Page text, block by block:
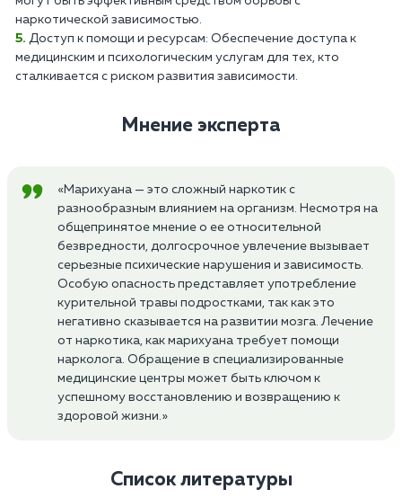
наркотической зависимостью.
Доступ к помощи и ресурсам: Обеспечение доступа к
медицинским и психологическим услугам для тех, кто
сталкивается с риском развития зависимости.
Мнение эксперта
«Марихуана — это сложный наркотик с
разнообразным влиянием на организм. Несмотря на
общепринятое мнение о ее относительной
безвредности, долгосрочное увлечение вызывает
серьезные психические нарушения и зависимость.
Особую опасность представляет употребление
курительной травы подростками, так как это
негативно сказывается на развитии мозга. Лечение
от наркотика, как марихуана требует помощи
нарколога. Обращение в специализированные
медицинские центры может быть ключом к
успешному восстановлению и возвращению к
здоровой жизни.»
Список литературы